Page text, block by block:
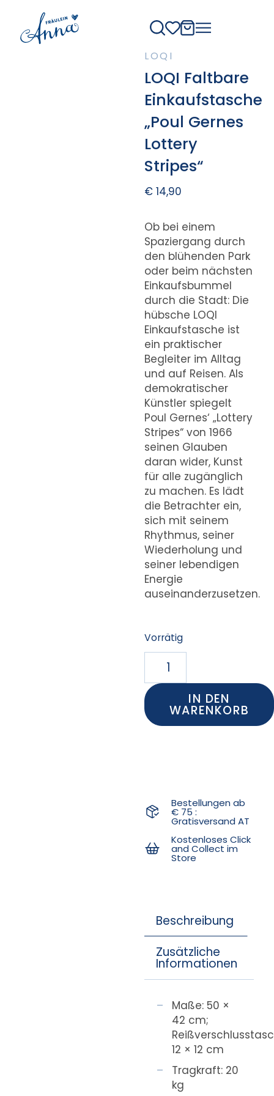
LOQI
LOQI Faltbare
Einkaufstasche
„Poul Gernes
Lottery
Stripes“
€14,90
Ob bei einem
Spaziergang durch
den blühenden Park
oder beim nächsten
Einkaufsbummel
durch die Stadt: Die
hübsche LOQI
Einkaufstasche ist
ein praktischer
Begleiter im Alltag
und auf Reisen. Als
demokratischer
Künstler spiegelt
Poul Gernes‘ „Lottery
Stripes“ von 1966
seinen Glauben
daran wider, Kunst
für alle zugänglich
zu machen. Es lädt
die Betrachter ein,
sich mit seinem
Rhythmus, seiner
Wiederholung und
seiner lebendigen
Energie
auseinanderzusetzen.
Vorrätig
IN DEN
WARENKORB
Bestellungen ab
€ 75 :
Gratisversand AT
Kostenloses Click
and Collect im
Store
Beschreibung
Zusätzliche
Informationen
Maße: 50 ×
42 cm;
12 × 12 cm
Tragkraft: 20
kg